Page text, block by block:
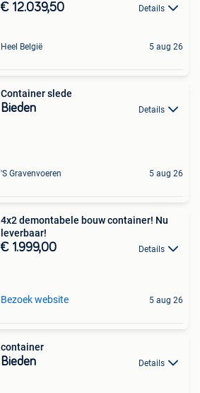
€ 12.039,50 Details
Heel België 5 aug 26
Container slede
Bieden Details
'S Gravenvoeren 5 aug 26
4x2 demontabele bouw container! Nu
leverbaar!
€ 1.999,00 Details
Bezoek website 5 aug 26
container
Bieden Details